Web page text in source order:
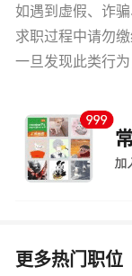
如遇到虚假、诈
求职过程中请勿
一旦发现此类行为
更多热门职位